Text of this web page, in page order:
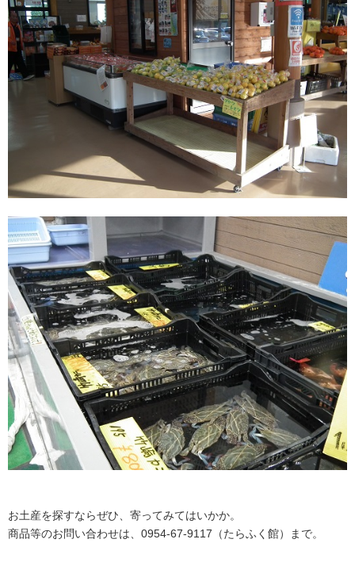
お土産を探すならぜひ、寄ってみてはいかか。
商品等のお問い合わせは、0954-67-9117（たらふく館）まで。